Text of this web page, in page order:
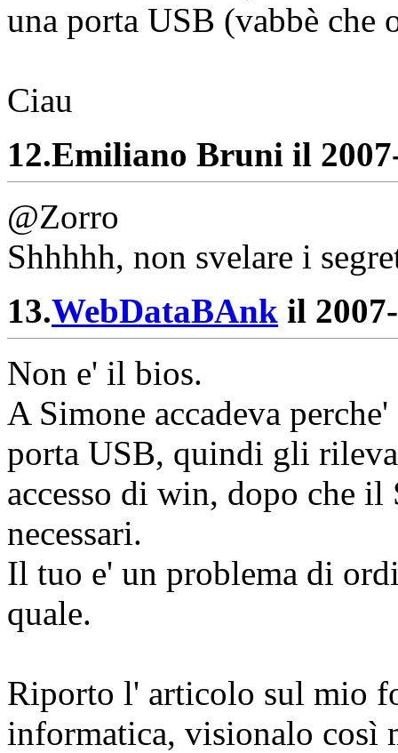
una porta USB (vabbè che
Ciau
12.Emiliano Bruni il
@Zorro
Shhhhh, non svelare i
13.WebDataBAnk il
Non e' il bios.
A Simone accadeva
porta USB, quindi gli
accesso di win, dopo che
necessari.
Il tuo e' un problema di
quale.
Riporto l' articolo sul mio
informatica, visionalo così